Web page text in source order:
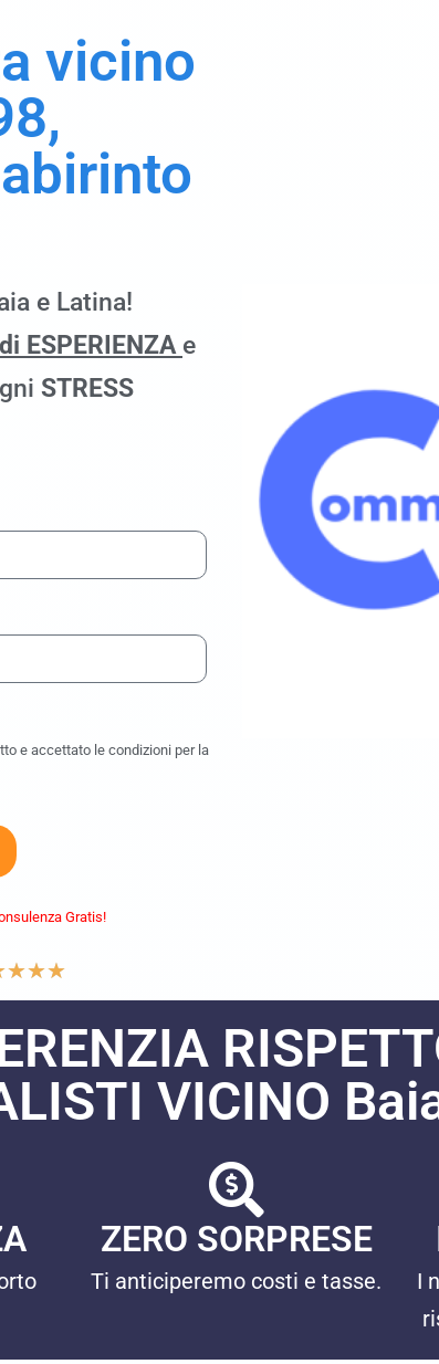
vicino
e Latina!
ESPERIENZA e
STRESS
e accettato le condizioni per la
Gratis!
★★★
VICINO
ZERO SORPRESE
Ti anticiperemo costi e tasse.
I